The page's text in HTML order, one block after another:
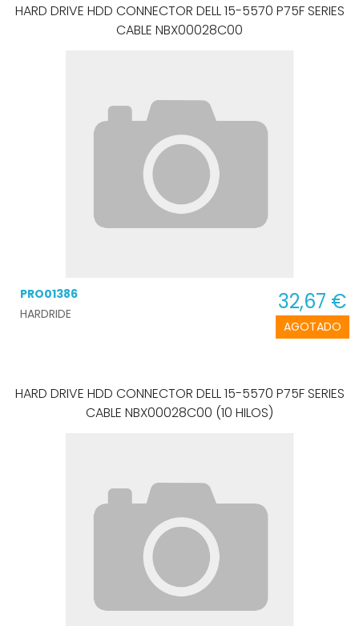
HARD DRIVE HDD CONNECTOR DELL 15-5570 P75F SERIES
CABLE NBX00028C00
AGOTADO
PRO01386
HARDRIDE
32,67 €
HARD DRIVE HDD CONNECTOR DELL 15-5570 P75F SERIES
CABLE NBX00028C00 (10 HILOS)